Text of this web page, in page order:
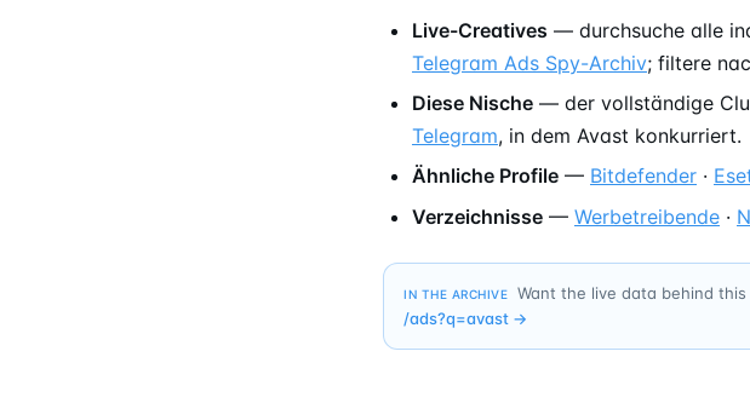
Live-Creatives — durchsuche alle
Telegram Ads Spy-Archiv; filtere
Diese Nische — der vollständige
Telegram, in dem Avast konkurriert.
Ähnliche Profile — Bitdefender ·
Verzeichnisse — Werbetreibende ·
IN THE ARCHIVE
Want the live data behind
/ads?q=avast →